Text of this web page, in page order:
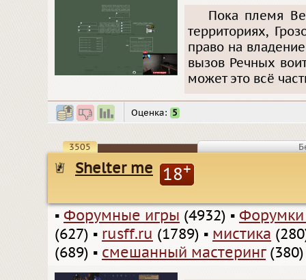
Пока племя
территориях,
право на
вызов Речных
может это всё
Оценка: 5
3505
Shelter me 18+
▪ Форумные игры (4932) ▪
(627) ▪ rusff.ru (1789) ▪ мистика
(689) ▪ смешанный мастеринг(380)